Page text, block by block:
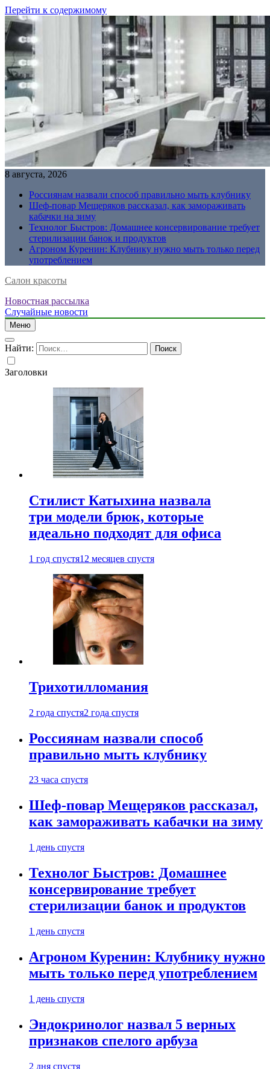
Перейти к содержимому
8 августа, 2026
Россиянам назвали способ правильно мыть клубнику
Шеф-повар Мещеряков рассказал, как замораживать
кабачки на зиму
Технолог Быстров: Домашнее консервирование требует
стерилизации банок и продуктов
Агроном Куренин: Клубнику нужно мыть только перед
употреблением
Салон красоты
Новостная рассылка
Случайные новости
Меню
Найти:
Заголовки
Стилист Катыхина назвала
три модели брюк, которые
идеально подходят для офиса
1 год спустя12 месяцев спустя
Трихотилломания
2 года спустя2 года спустя
Россиянам назвали способ
правильно мыть клубнику
23 часа спустя
Шеф-повар Мещеряков рассказал,
как замораживать кабачки на зиму
1 день спустя
Технолог Быстров: Домашнее
консервирование требует
стерилизации банок и продуктов
1 день спустя
Агроном Куренин: Клубнику нужно
мыть только перед употреблением
1 день спустя
Эндокринолог назвал 5 верных
признаков спелого арбуза
2 дня спустя